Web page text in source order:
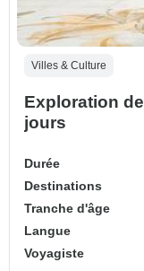
Villes & Culture
Exploration
jours
Durée
Destinations
Tranche d'âge
Langue
Voyagiste